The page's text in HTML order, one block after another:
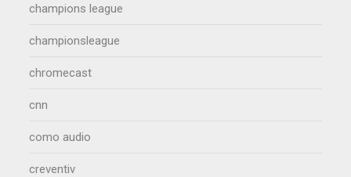
champions league
championsleague
chromecast
cnn
como audio
creventiv